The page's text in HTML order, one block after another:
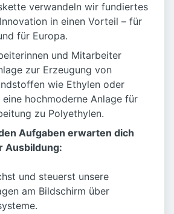
verwandeln wir fundiertes
in einen Vorteil – für
für Europa.
und Mitarbeiter
zur Erzeugung von
wie Ethylen oder
hochmoderne Anlage für
zu Polyethylen.
Aufgaben erwarten dich
Ausbildung:
und steuerst unsere
am Bildschirm über